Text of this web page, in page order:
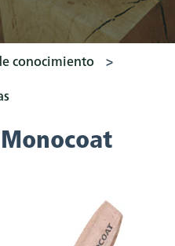
conocimiento